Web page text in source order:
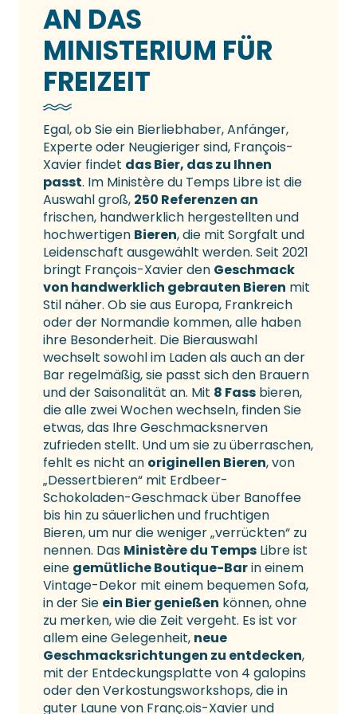
AN DAS
MINISTERIUM FÜR
FREIZEIT
Egal, ob Sie ein Bierliebhaber, Anfänger,
Experte oder Neugieriger sind, François-
Xavier findet das Bier, das zu Ihnen
passt. Im Ministère du Temps Libre ist die
Auswahl groß, 250 Referenzen an
frischen, handwerklich hergestellten und
hochwertigen Bieren, die mit Sorgfalt und
Leidenschaft ausgewählt werden. Seit 2021
bringt François-Xavier den Geschmack
von handwerklich gebrauten Bieren mit
Stil näher. Ob sie aus Europa, Frankreich
oder der Normandie kommen, alle haben
ihre Besonderheit. Die Bierauswahl
wechselt sowohl im Laden als auch an der
Bar regelmäßig, sie passt sich den Brauern
und der Saisonalität an. Mit 8 Fass bieren,
die alle zwei Wochen wechseln, finden Sie
etwas, das Ihre Geschmacksnerven
zufrieden stellt. Und um sie zu überraschen,
fehlt es nicht an originellen Bieren, von
„Dessertbieren“ mit Erdbeer-
Schokoladen-Geschmack über Banoffee
bis hin zu säuerlichen und fruchtigen
Bieren, um nur die weniger „verrückten“ zu
nennen. Das Ministère du Temps Libre ist
eine gemütliche Boutique-Barin einem
Vintage-Dekor mit einem bequemen Sofa,
in der Sie ein Bier genießen können, ohne
zu merken, wie die Zeit vergeht. Es ist vor
allem eine Gelegenheit, neue
Geschmacksrichtungen zu entdecken,
mit der Entdeckungsplatte von 4 galopins
oder den Verkostungsworkshops, die in
guter Laune von Franç.ois-Xavier und